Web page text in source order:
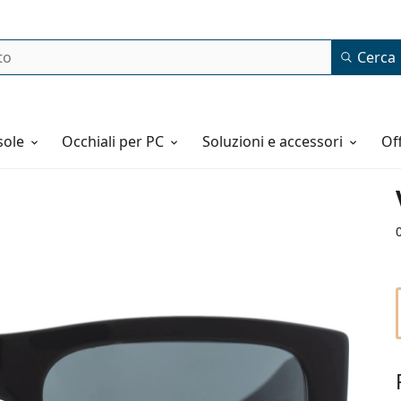
Cerca
Occhiali per PC Soluzioni e accessori